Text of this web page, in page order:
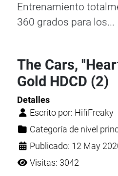
Entrenamiento
360 grados para los...
The Cars,
Gold HDCD (2)
Detalles
Escrito por: HifiFreaky
Categoría de nivel
Publicado: 12 May
Visitas: 3042